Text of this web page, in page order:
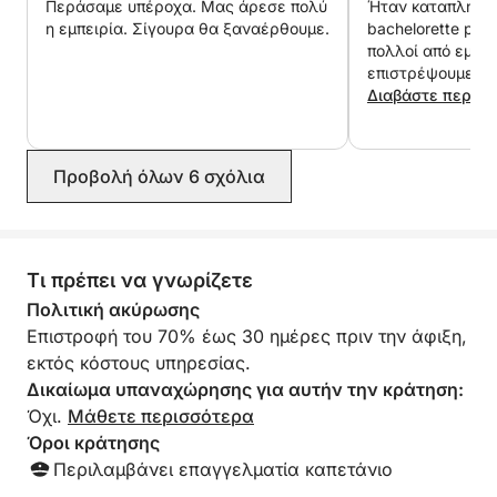
Μια πλήρως προσαρμόσιμη μέρα στη θάλασσα που
συνδυάζει πλοήγηση, στάσεις για κολύμπι και
εξερεύνηση των πιο όμορφων περιοχών γύρω από
Κατόπιν αιτήματος, μπορούν να κανονιστούν
παιχνίδια νερού και επιπλέον εξοπλισμός,
ανάλογα με τη διαθεσιμότητα.
Δεν περιλαμβάνονται:
Πλήρωμα (καπετάνιος και υποπλοίαρχος): 250€
(πληρωτέο στο λιμάνι)
Περάσαμε υπέροχα. Μας άρεσε πολύ
η εμπειρία. Σίγουρα θα ξαναέρθουμε.
Ήταν
bachelorette
πολλοί από
επιστρέψουμε
απλώς για να
Διαβάστε
Προβολή όλων 6 σχόλια
Τι πρέπει να γνωρίζετε
Πολιτική ακύρωσης
Επιστροφή του 70% έως 30 ημέρες πριν την άφιξη,
εκτός κόστους υπηρεσίας.
Δικαίωμα υπαναχώρησης για αυτήν την κράτηση:
Όχι. Μάθετε περισσότερα
Όροι κράτησης
Περιλαμβάνει επαγγελματία καπετάνιο